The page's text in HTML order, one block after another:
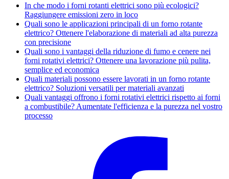
In che modo i forni rotanti elettrici sono più ecologici?
Raggiungere emissioni zero in loco
Quali sono le applicazioni principali di un forno rotante
elettrico? Ottenere l'elaborazione di materiali ad alta purezza
con precisione
Quali sono i vantaggi della riduzione di fumo e cenere nei
forni rotativi elettrici? Ottenere una lavorazione più pulita,
semplice ed economica
Quali materiali possono essere lavorati in un forno rotante
elettrico? Soluzioni versatili per materiali avanzati
Quali vantaggi offrono i forni rotativi elettrici rispetto ai forni
a combustibile? Aumentate l'efficienza e la purezza nel vostro
processo